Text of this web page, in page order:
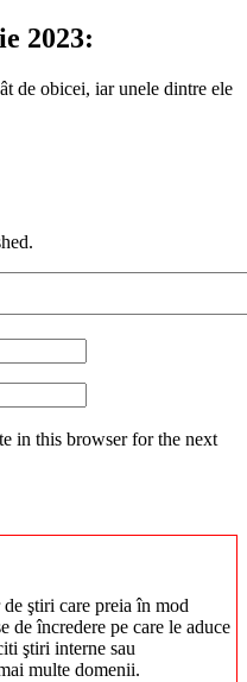
2023:
de obicei, iar unele dintre ele
in this browser for the next
de ştiri care preia în mod
de încredere pe care le aduce
ştiri interne sau
multe domenii.